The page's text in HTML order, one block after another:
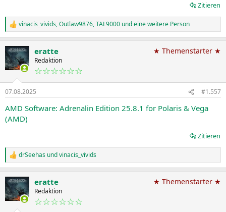
Zitieren
R
e
k
t
i
n
e
n
:
vinacis_vivids,Outlaw9876,TAL9000 und eine weitere Person
eratte
Redaktion
☆☆☆☆☆☆
★ Themenstarter ★
07.08.2025 #1.557
AMD Software: Adrenalin Edition 25.8.1 for Polaris & Vega
(AMD)
Zitieren
R
e
k
t
i
drSeehas undvinacis_vivids
eratte
Redaktion
☆☆☆☆☆☆
★ Themenstarter ★